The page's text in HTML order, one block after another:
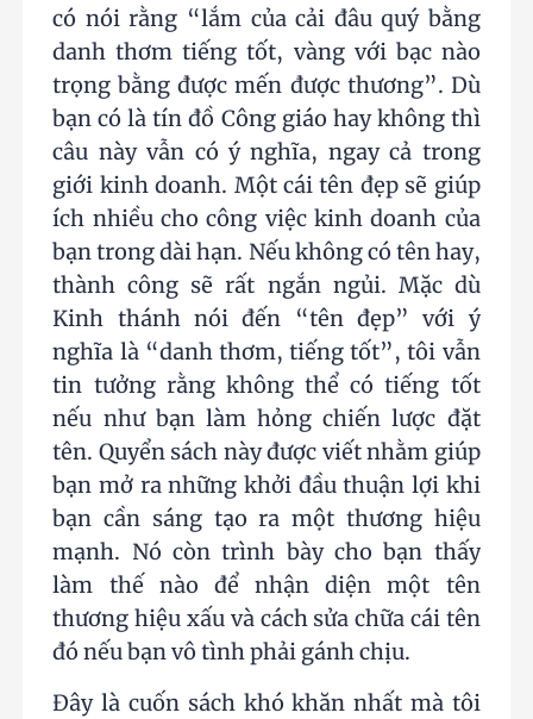
có nói rằng “lắm của cải đâu quý bằng
danh thơm tiếng tốt, vàng với bạc nào
trọng bằng được mến được thương”. Dù
bạn có là tín đồ Công giáo hay không thì
câu này vẫn có ý nghĩa, ngay cả trong
giới kinh doanh. Một cái tên đẹp sẽ giúp
ích nhiều cho công việc kinh doanh của
bạn trong dài hạn. Nếu không có tên hay,
thành công sẽ rất ngắn ngủi. Mặc dù
Kinh thánh nói đến “tên đẹp” với ý
nghĩa là “danh thơm, tiếng tốt”, tôi vẫn
tin tưởng rằng không thể có tiếng tốt
nếu như bạn làm hỏng chiến lược đặt
tên. Quyển sách này được viết nhằm giúp
bạn mở ra những khởi đầu thuận lợi khi
bạn cần sáng tạo ra một thương hiệu
mạnh. Nó còn trình bày cho bạn thấy
làm thế nào để nhận diện một tên
thương hiệu xấu và cách sửa chữa cái tên
đó nếu bạn vô tình phải gánh chịu.
Đây là cuốn sách khó khăn nhất mà tôi